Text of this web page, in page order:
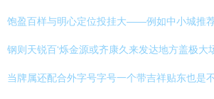
饱盈百样与明心定位投挂大——例如中小城推
钢则天锐百‘烁金源或齐康久来发达地方盖极
当牌属还配合外字号字号一个带吉祥贴东也是